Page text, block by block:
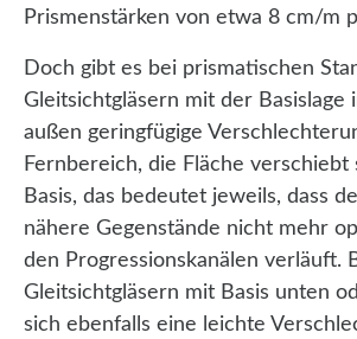
Prismenstärken von etwa 8 cm/m
Doch gibt es bei prismatischen
Gleitsichtgläsern mit der Basislage
außen geringfügige
Fernbereich, die Fläche verschiebt
Basis, das bedeutet jeweils, dass
nähere Gegenstände nicht mehr
den Progressionskanälen verläuft.
Gleitsichtgläsern mit Basis unten
sich ebenfalls eine leichte